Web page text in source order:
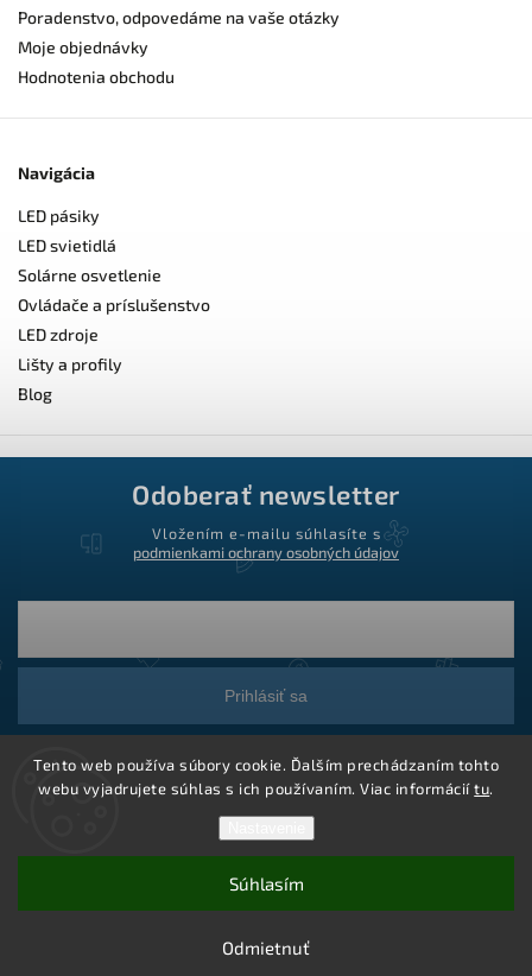
Tento web používa súbory cookie. Ďalším prechádzaním tohto
webu vyjadrujete súhlas s ich používaním. Viac informáciítu.
Odmietnuť
Súhlasím
Poradenstvo, odpovedáme na vaše otázky
Moje objednávky
Hodnotenia obchodu
Navigácia
LED pásiky
LED svietidlá
Solárne osvetlenie
Ovládače a príslušenstvo
LED zdroje
Lišty a profily
Blog
Odoberať newsletter
Vložením e-mailu súhlasíte s
podmienkami ochrany osobných údajov
Prihlásiť sa
Vytvoril Shoptet